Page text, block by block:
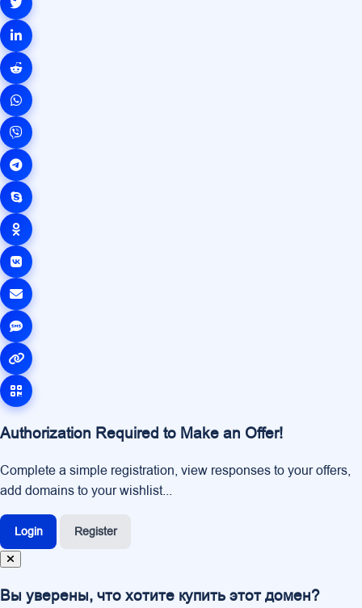
Authorization Required to Make an Offer!
Complete a simple registration, view responses to your offers,
add domains to your wishlist...
Login Register
Вы уверены, что хотите купить этот домен?